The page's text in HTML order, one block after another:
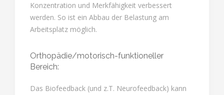
Konzentration und Merkfähigkeit verbessert
werden. So ist ein Abbau der Belastung am
Arbeitsplatz möglich.
Orthopädie/motorisch-funktioneller
Bereich:
Das Biofeedback (und z.T. Neurofeedback) kann